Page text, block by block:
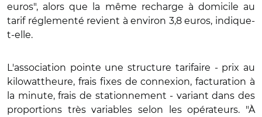
euros", alors que la même recharge à domicile au
tarif réglementé revient à environ 3,8 euros, indique-
t-elle.
L'association pointe une structure tarifaire - prix au
kilowattheure, frais fixes de connexion, facturation à
la minute, frais de stationnement - variant dans des
proportions très variables selon les opérateurs. "À